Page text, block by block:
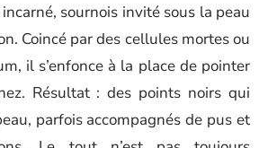
sournois invité sous la peau
Coincé par des cellules mortes ou
il s’enfonce à la place de pointer
Résultat : des points noirs qui
parfois accompagnés de pus et